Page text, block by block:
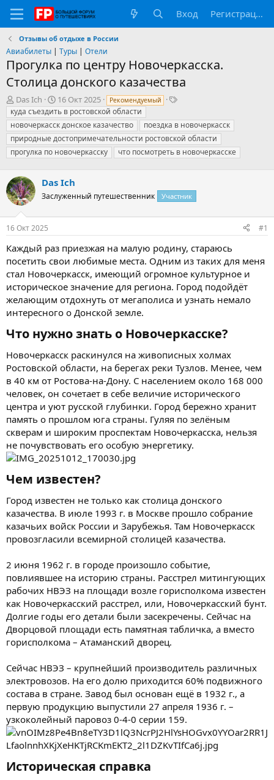
Вход Регистрация
Отзывы об отдыхе в России
Авиабилеты | Туры | Отели
Прогулка по центру Новочеркасска.
Столица донского казачества
А
в
т
о
р
т
м
ы
Das Ich
Д
а
т
а
н
а
л
а
16 Окт 2025 Рекомендуемый
Т
г
и
куда съездить в ростовской области
новочеркасск донское казачество
поездка в новочеркасск
природные достопримечательности ростовской области
прогулка по новочеркасску
что посмотреть в новочеркасске
Das Ich
Заслуженный путешественник Участник
16 Окт 2025 #1
Каждый раз приезжая на малую родину, стараюсь
посетить свои любимые места. Одним из таких для меня
стал Новочеркасск, имеющий огромное культурное и
историческое значение для региона. Город подойдёт
желающим отдохнуть от мегаполиса и узнать немало
интересного о Донской земле.
Что нужно знать о Новочеркасске?​
Новочеркасск раскинулся на живописных холмах
Ростовской области, на берегах реки Тузлов. Менее, чем
в 40 км от Ростова-на-Дону. С населением около 168 000
человек, он сочетает в себе величие исторического
центра и уют русской глубинки. Город бережно хранит
память о прошлом юга страны. Гуляя по зелёным
скверам и широким проспектам Новочеркасска, нельзя
не почувствовать его особую энергетику.
Чем известен?​
Город известен не только как столица донского
казачества. В июле 1993 г. в Москве прошло собрание
казачьих войск России и Зарубежья. Там Новочеркасск
провозгласили всемирной столицей казачества.
2 июня 1962 г. в городе произошло событие,
повлиявшее на историю страны. Расстрел митингующих
рабочих НВЭЗ на площади возле горисполкома известен
как Новочеркасский расстрел, или, Новочеркасский бунт.
Долгие годы его детали были засекречены. Сейчас на
Дворцовой площади есть памятная табличка, а вместо
горисполкома – Атаманский дворец.
Сейчас НВЭЗ – крупнейший производитель различных
электровозов. На его долю приходится 60% подвижного
состава в стране. Завод был основан ещё в 1932 г., а
первую продукцию выпустили 27 апреля 1936 г. –
узкоколейный паровоз 0-4-0 серии 159.
Историческая справка​